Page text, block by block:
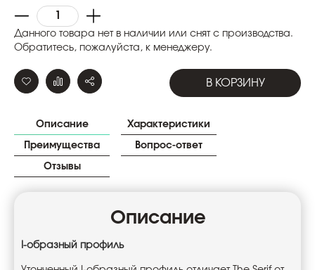
Данного товара нет в наличии или снят с производства.
Обратитесь, пожалуйста, к менеджеру.
В КОРЗИНУ
Описание Характеристики
Преимущества Вопрос-ответ
Отзывы
Описание
I-образный профиль